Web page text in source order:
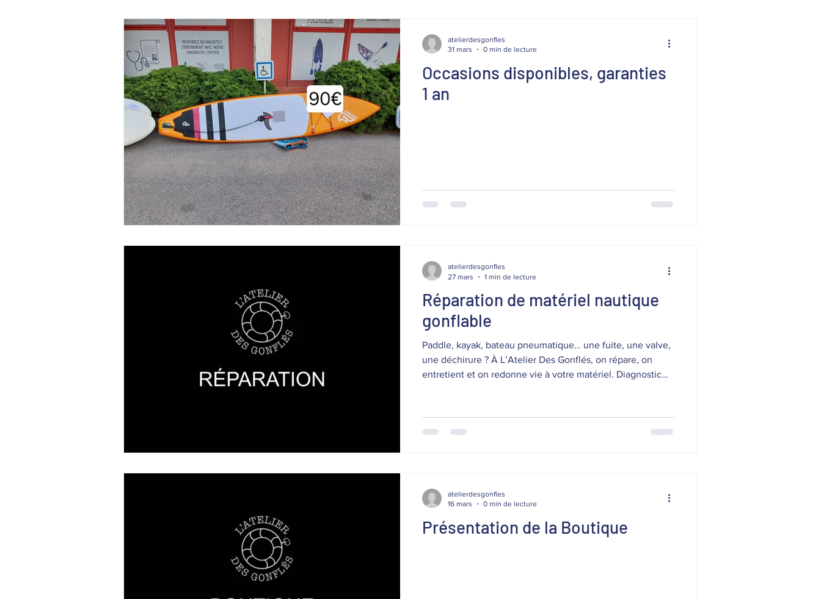
Occasions disponibles, garanties
1 an
atelierdesgonfles
31 mars
0 min de lecture
Réparation de matériel nautique
gonflable
Paddle, kayak, bateau pneumatique… une fuite, une valve,
une déchirure ? À L’Atelier Des Gonflés, on répare, on
entretient et on redonne vie à votre matériel. Diagnostic
spécialisé pour le gonflable. La Farlède 06 76 83 65 63
www.latelierdesgonflés.com
atelierdesgonfles
27 mars
1 min de lecture
Présentation de la Boutique
atelierdesgonfles
16 mars
0 min de lecture